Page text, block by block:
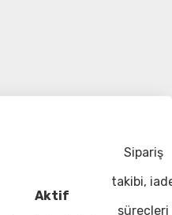
Aktif
Sipariş
takibi,
süreçleri